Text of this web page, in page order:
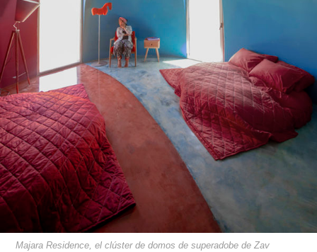
Majara Residence, el clúster de domos de superadobe de Zav